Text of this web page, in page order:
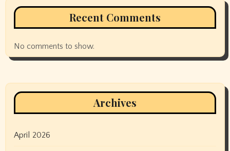
Recent Comments
No comments to show.
Archives
April 2026